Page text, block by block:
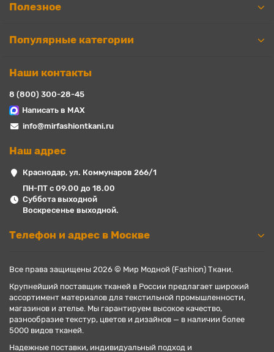
Полезное
Популярные категории
Наши контакты
8 (800) 300-28-45
Написать в MAX
info@mirfashiontkani.ru
Наш адрес
Краснодар, ул. Коммунаров 266/1
ПН-ПТ с 09.00 до 18.00
Суббота выходной
Воскресенье выходной.
Телефон и адрес в Москве
Все права защищены 2026 © Мир Модной (Fashion) Ткани.
Крупнейший поставщик тканей в России предлагает широкий
ассортимент материалов для текстильной промышленности,
магазинов и ателье. Мы гарантируем высокое качество,
разнообразие текстур, цветов и дизайнов — в наличии более
5000 видов тканей.
Надежные поставки, индивидуальный подход и